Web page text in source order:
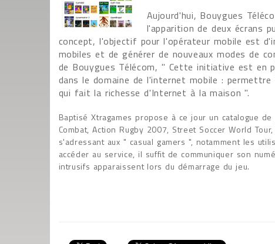
Aujourd'hui, Bouygues
l'apparition de deux écrans
concept, l'objectif pour l'opérateur mobile est
mobiles et de générer de nouveaux modes de
de Bouygues Télécom, " Cette initiative est en
dans le domaine de l'internet mobile :
qui fait la richesse d'Internet à la maison ".
Baptisé Xtragames propose à ce jour un catalogue
Combat, Action Rugby 2007, Street Soccer World
s'adressant aux " casual gamers ", notamment les
accéder au service, il suffit de communiquer son
intrusifs apparaissent lors du démarrage du jeu.